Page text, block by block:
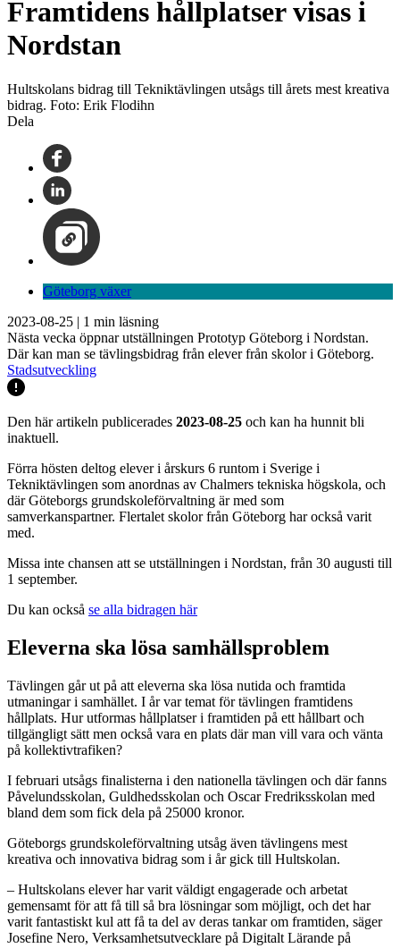
Framtidens hållplatser visas i
Nordstan
Hultskolans bidrag till Tekniktävlingen utsågs till årets mest kreativa
bidrag. Foto: Erik Flodihn
Dela
Göteborg växer
2023-08-25 | 1 min läsning
Nästa vecka öppnar utställningen Prototyp Göteborg i Nordstan.
Där kan man se tävlingsbidrag från elever från skolor i Göteborg.
Stadsutveckling
Den här artikeln publicerades 2023-08-25 och kan ha hunnit bli
inaktuell.
Förra hösten deltog elever i årskurs 6 runtom i Sverige i
Tekniktävlingen som anordnas av Chalmers tekniska högskola, och
där Göteborgs grundskoleförvaltning är med som
samverkanspartner. Flertalet skolor från Göteborg har också varit
med.
Missa inte chansen att se utställningen i Nordstan, från 30 augusti till
1 september.
Du kan också se alla bidragen här
Eleverna ska lösa samhällsproblem
Tävlingen går ut på att eleverna ska lösa nutida och framtida
utmaningar i samhället. I år var temat för tävlingen framtidens
hållplats. Hur utformas hållplatser i framtiden på ett hållbart och
tillgängligt sätt men också vara en plats där man vill vara och vänta
på kollektivtrafiken?
I februari utsågs finalisterna i den nationella tävlingen och där fanns
Påvelundsskolan, Guldhedsskolan och Oscar Fredriksskolan med
bland dem som fick dela på 25000 kronor.
Göteborgs grundskoleförvaltning utsåg även tävlingens mest
kreativa och innovativa bidrag som i år gick till Hultskolan.
– Hultskolans elever har varit väldigt engagerade och arbetat
gemensamt för att få till så bra lösningar som möjligt, och det har
varit fantastiskt kul att få ta del av deras tankar om framtiden, säger
Josefine Nero, Verksamhetsutvecklare på Digitalt Lärande på